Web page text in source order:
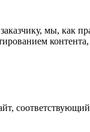
заказчику, мы,